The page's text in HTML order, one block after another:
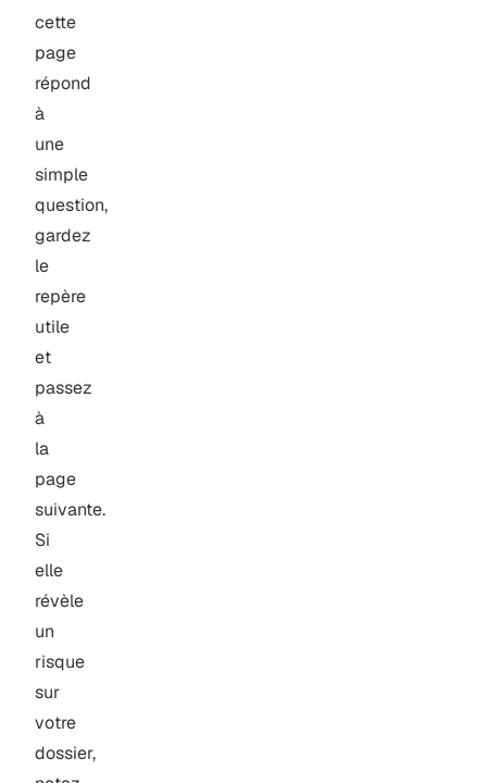
cette
page
répond
à
une
simple
question,
gardez
le
repère
utile
et
passez
à
la
page
suivante.
Si
elle
révèle
un
risque
sur
votre
dossier,